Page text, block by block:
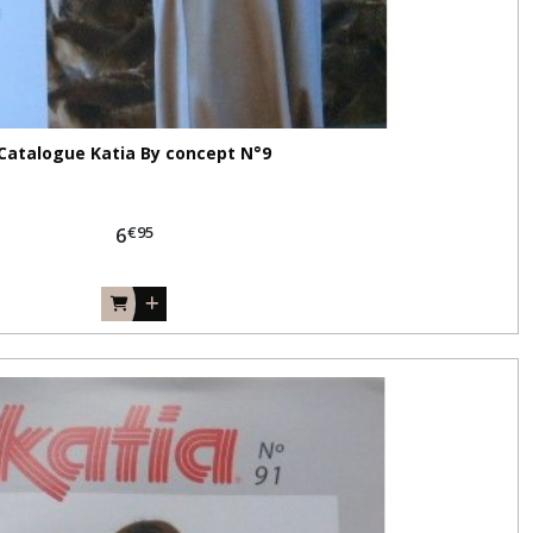
Katia By concept N°9
6€95